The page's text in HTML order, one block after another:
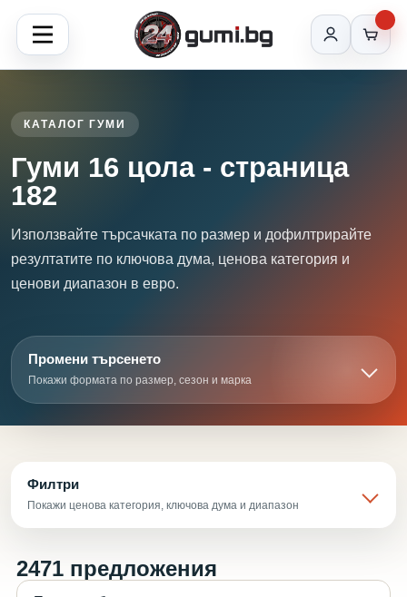
КАТАЛОГ ГУМИ
Гуми 16 цола - страница
182
Използвайте търсачката по размер и дофилтрирайте
резултатите по ключова дума, ценова категория и
ценови диапазон в евро.
Промени търсенето
Покажи формата по размер, сезон и марка
Филтри
Покажи ценова категория, ключова дума и диапазон
2471 предложения